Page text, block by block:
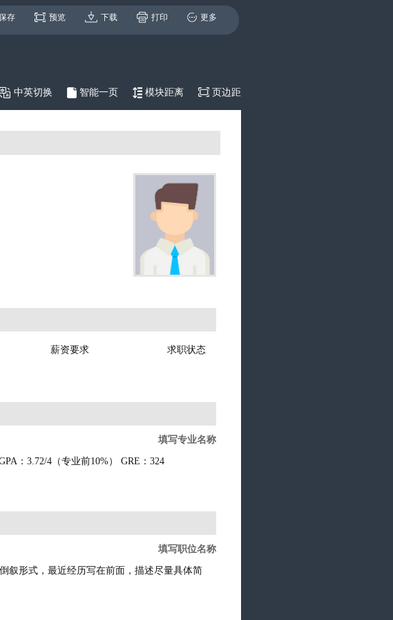
存 预览 下载 打印 更多
 中英切换 智能一页 模块距离 页边距